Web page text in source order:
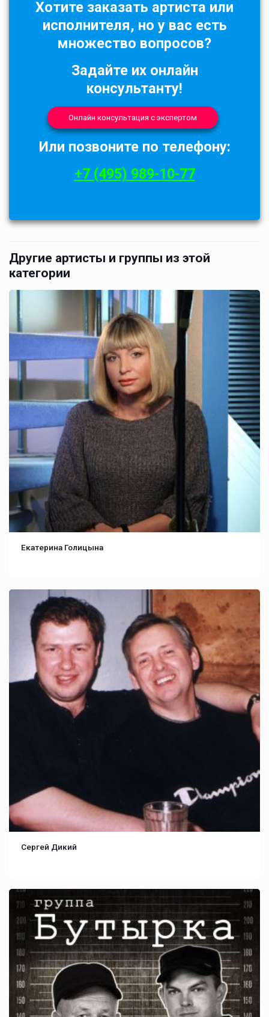
Хотите заказать артиста или
исполнителя, но у вас есть
множество вопросов?
Задайте их онлайн
консультанту!
Онлайн консультация с экспертом
Или позвоните по телефону:
+7 (495) 989-10-77
Другие артисты и группы из этой
категории
Екатерина Голицына
Сергей Дикий